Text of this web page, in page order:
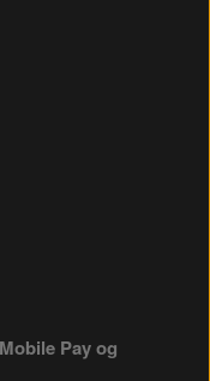
Pay og